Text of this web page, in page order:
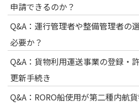
申請できるのか？
Q&A：運行管理者や整備管理者の
必要か？
Q&A：貨物利用運送事業の登録・
更新手続き
Q&A：RORO船使用が第二種内航